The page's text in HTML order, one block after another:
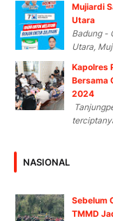
Mujiardi
Utara
Badung -
Utara,
Kapolres
Bersama
2024
NASIONAL
Sebelum
TMMD